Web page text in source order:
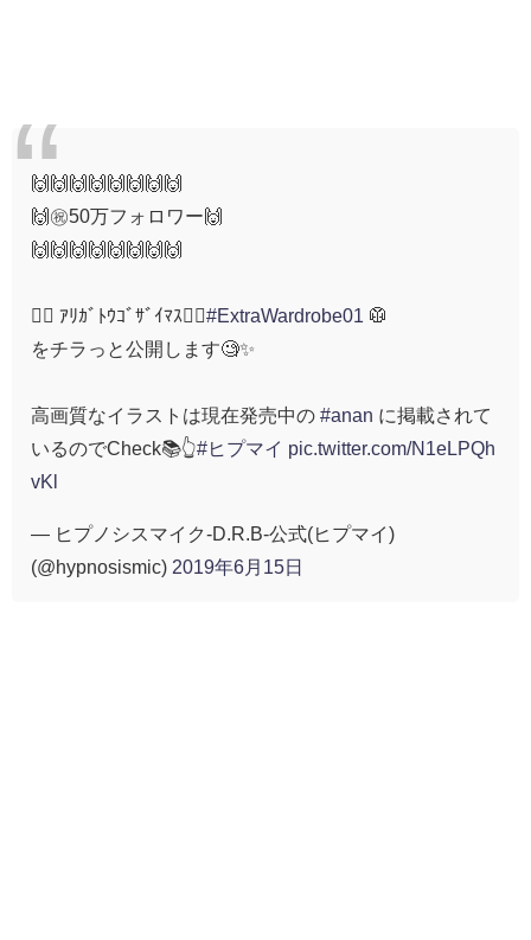
🙌🙌🙌🙌🙌🙌🙌🙌
🙌㊗️50万フォロワー🙌
🙌🙌🙌🙌🙌🙌🙌🙌
🙇‍♀ ｱﾘｶﾞﾄｳｺﾞｻﾞｲﾏｽ🙇‍♂️#ExtraWardrobe01
🥼
をチラっと公開します🧐✨
高画質なイラストは現在発売中の #anan に掲載されて
いるのでCheck📚👆#ヒプマイ pic.twitter.com/N1eLPQh
vKl
— ヒプノシスマイク-D.R.B-公式(ヒプマイ)
(@hypnosismic) 2019年6月15日